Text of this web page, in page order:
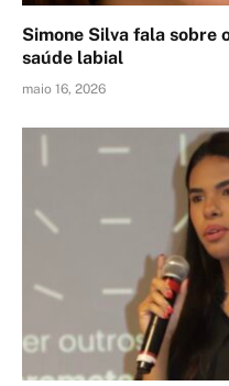
Simone Silva fala
saúde labial
maio 16, 2026